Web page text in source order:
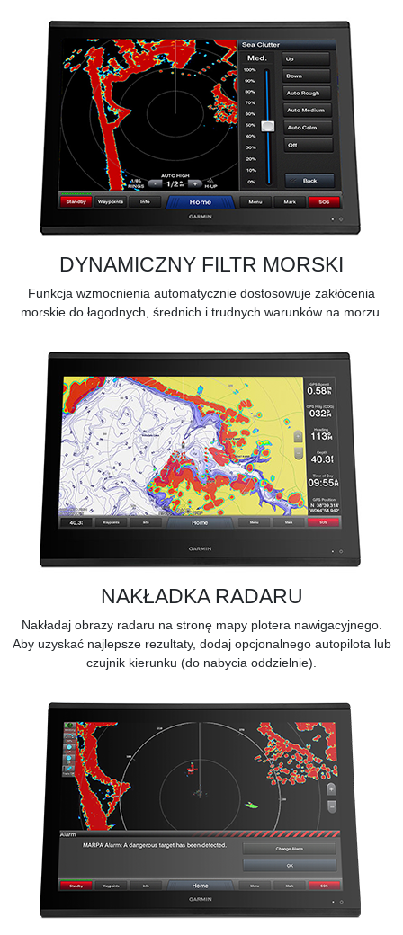
DYNAMICZNY FILTR MORSKI
Funkcja wzmocnienia automatycznie dostosowuje zakłócenia
morskie do łagodnych, średnich i trudnych warunków na morzu.
NAKŁADKA RADARU
Nakładaj obrazy radaru na stronę mapy plotera nawigacyjnego.
Aby uzyskać najlepsze rezultaty, dodaj opcjonalnego autopilota lub
czujnik kierunku (do nabycia oddzielnie).